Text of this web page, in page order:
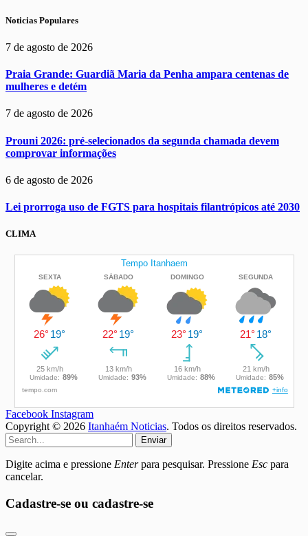
Noticias Populares
7 de agosto de 2026
Praia Grande: Guardiã Maria da Penha ampara centenas de
mulheres e detém
7 de agosto de 2026
Prouni 2026: pré-selecionados da segunda chamada devem
comprovar informações
6 de agosto de 2026
Lei prorroga uso de FGTS para hospitais filantrópicos até 2030
CLIMA
Facebook Instagram
Copyright © 2026 Itanhaém Noticias. Todos os direitos reservados.
Enviar
Digite acima e pressione Enterpara pesquisar. Pressione Esc para
cancelar.
Cadastre-se ou cadastre-se